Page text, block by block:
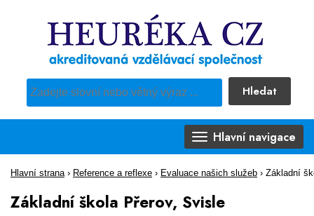
Hledat
Pro vyhledávání obsahu webu použijte předdefinovaný výběr
Hlavní navigace
Hlavní strana › Reference a reflexe › Evaluace našich služeb › Základní
Základní škola Přerov, Svisle